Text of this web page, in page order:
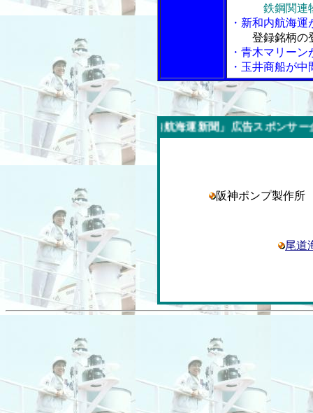
鉄鋼関連
・新和内航海
登録銘柄の
・青木マリー
・玉井商船が
今週の「内航海運新聞」広告スポンサー企業
阪神ポンプ製作
尾道